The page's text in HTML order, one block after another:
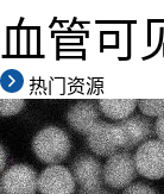
血管可
热门资源